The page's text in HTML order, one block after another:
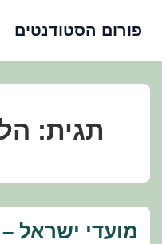
פורום הסטודנטים
תגית:
מועדי ישראל